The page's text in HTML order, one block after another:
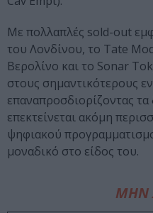
Με πολλαπλές sold-out
του Λονδίνου, το Tate
Βερολίνο και το Sonar
στους σημαντικότερους
επαναπροσδιορίζοντας
επεκτείνεται ακόμη
ψηφιακού
μοναδικό στο είδος του.
ΜΗΝ